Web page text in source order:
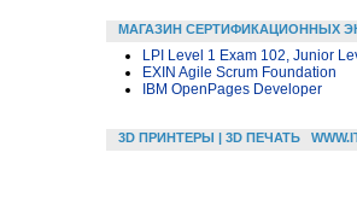
МАГАЗИН СЕРТИФИКАЦИОННЫХ
LPI Level 1 Exam 102, Junior
EXIN Agile Scrum Foundation
IBM OpenPages Developer
3D ПРИНТЕРЫ | 3D ПЕЧАТЬ